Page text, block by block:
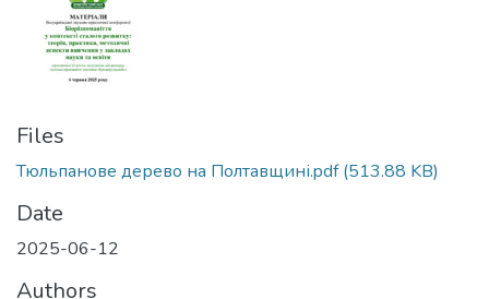
Files
Тюльпанове дерево на Полтавщині.pdf(513.88 KB)
Date
2025-06-12
Authors